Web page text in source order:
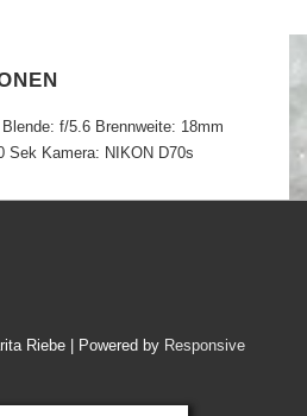
Blende: f/5.6 Brennweite: 18mm
Sek Kamera: NIKON D70s
Riebe | Powered by Responsive